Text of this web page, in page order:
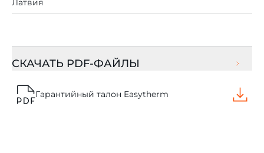
СКАЧАТЬ PDF-ФАЙЛЫ
Гарантийный талон Easytherm